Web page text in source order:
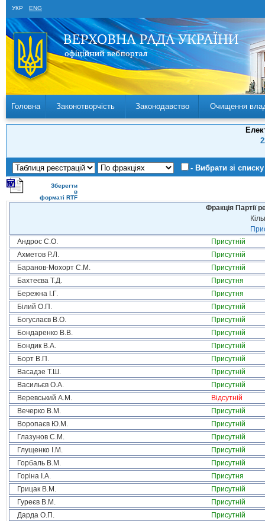
УКР ENG
Головна Законотворчість Законодавство Очищення
- Вибрати зі списку
Зберегти
в
форматі RTF
Фракція Партії
Андрос С.О.
Присутній
Ахметов Р.Л.
Присутній
Баранов-Мохорт С.М.
Присутній
Бахтеєва Т.Д.
Присутня
Бережна І.Г.
Присутня
Білий О.П.
Присутній
Богуслаєв В.О.
Присутній
Бондаренко В.В.
Присутній
Бондик В.А.
Присутній
Борт В.П.
Присутній
Васадзе Т.Ш.
Присутній
Васильєв О.А.
Присутній
Веревський А.М.
Відсутній
Вечерко В.М.
Присутній
Воропаєв Ю.М.
Присутній
Глазунов С.М.
Присутній
Глущенко І.М.
Присутній
Горбаль В.М.
Присутній
Горіна І.А.
Присутня
Грицак В.М.
Присутній
Гуреєв В.М.
Присутній
Дарда О.П.
Присутній